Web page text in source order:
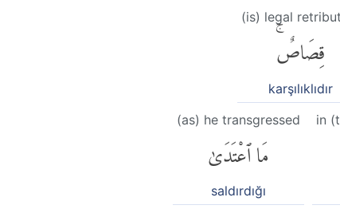
(is) legal
قِصَاصٌۚ
karşılıklıdır
in
(as) he transgressed
مَا ٱعْتَدَىٰ
saldırdığı